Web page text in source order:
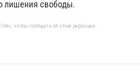
лишения свободы.
чтобы сообщить об этом редакции